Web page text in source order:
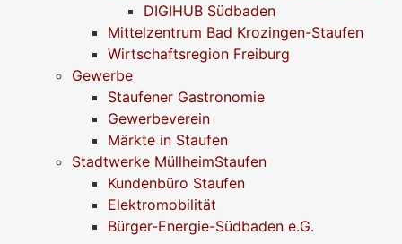
DIGIHUB Südbaden
Mittelzentrum Bad Krozingen-Staufen
Wirtschaftsregion Freiburg
Gewerbe
Staufener Gastronomie
Gewerbeverein
Märkte in Staufen
Stadtwerke MüllheimStaufen
Kundenbüro Staufen
Elektromobilität
Bürger-Energie-Südbaden e.G.